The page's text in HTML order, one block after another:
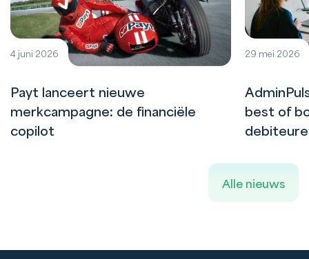
4 juni 2026
Payt lanceert nieuwe
merkcampagne: de financiële
copilot
29 mei 2026
best of
Alle nieuws